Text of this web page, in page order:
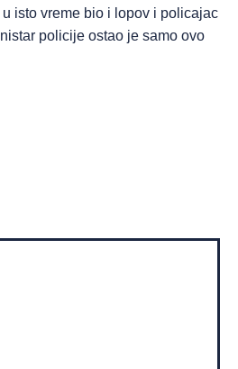
isto vreme bio i lopov i policajac
policije ostao je samo ovo